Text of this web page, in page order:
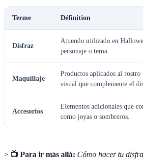
Terme Définition
Disfraz
Atuendo utilizado en
personaje o tema.
Maquillaje
Productos aplicados al rostro
visual que complemente el
Accesorios
Elementos adicionales que
como joyas o sombreros.
> 📺 Para ir más allá: Cómo hacer tu